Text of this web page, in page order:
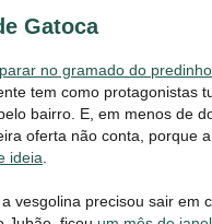
Gatoca
parar no gramado do predinho
tem como protagonistas
bairro. E, em menos de
oferta não conta, porque
ideia
, a vesgolina precisou sair